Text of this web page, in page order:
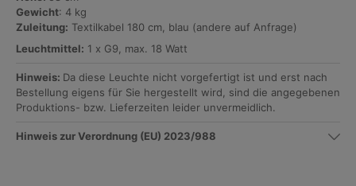
Gewicht: 4 kg
Zuleitung: Textilkabel 180 cm, blau (andere auf Anfrage)
Leuchtmittel: 1 x G9, max. 18 Watt
Hinweis: Da diese Leuchte nicht vorgefertigt ist und erst nach
Bestellung eigens für Sie hergestellt wird, sind die angegebenen
Produktions- bzw. Lieferzeiten leider unvermeidlich.
Hinweis zur Verordnung (EU) 2023/988